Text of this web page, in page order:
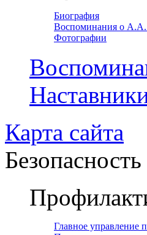
Биография
Воспоминания о А.А.
Фотографии
Карта сайта
Главное управление